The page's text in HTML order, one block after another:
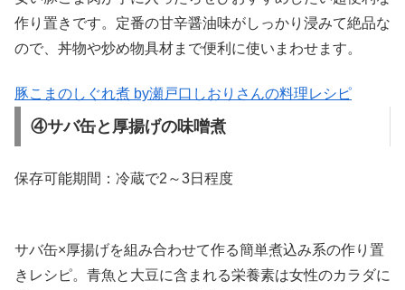
作り置きです。定番の甘辛醤油味がしっかり浸みて絶品な
ので、丼物や炒め物具材まで便利に使いまわせます。
豚こまのしぐれ煮 by瀬戸口しおりさんの料理レシピ
④サバ缶と厚揚げの味噌煮
保存可能期間：冷蔵で2～3日程度
サバ缶×厚揚げを組み合わせて作る簡単煮込み系の作り置
きレシピ。青魚と大豆に含まれる栄養素は女性のカラダに